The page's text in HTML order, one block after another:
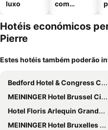
luxo
com
Hotéis económicos
Pierre
Estes hotéis também poderão
Bedford Hotel & Congress Centre
MEININGER Hotel Brussel City Center
Hotel Floris Arlequin Grand-Place
MEININGER Hotel Bruxelles Gare Du Midi